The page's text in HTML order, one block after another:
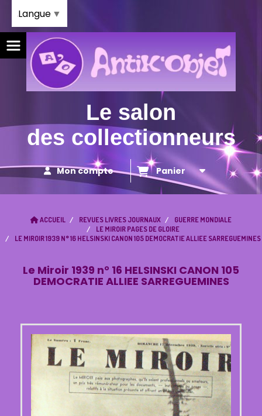
Le salon
des collectionneurs
Mon compte Panier
ACCUEIL REVUES LIVRES JOURNAUX
GUERRE MONDIALE
LE MIROIR PAGES DE GLOIRE
LE MIROIR 1939 N° 16 HELSINSKI CANON 105 DEMOCRATIE ALLIEE SARREGUEMINES
Le Miroir 1939 n° 16 HELSINSKI CANON 105
DEMOCRATIE ALLIEE SARREGUEMINES
Langue ▼